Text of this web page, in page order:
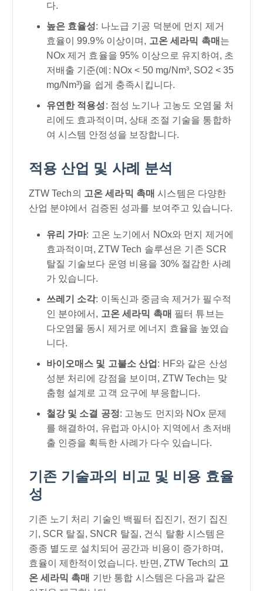
다.
높은 효율성: 나노급 기공 덕분에 먼지 제거
효율이 99.9% 이상이며, 고온 세라믹 촉매 는
NOx 제거 효율을 95% 이상으로 유지하여, 초
저배출 기준(예: NOx < 50 mg/Nm³, SO2 < 35
mg/Nm³)을 쉽게 충족시킵니다.
유연한 적용성 : 점성 노기나 고농도 오염물 처
리에도 효과적이며, 상태 조절 기술을 통합하
여 시스템 안정성을 보장합니다.
적용 산업 및 사례 분석
ZTW Tech의 고온 세라믹 촉매 시스템은 다양한
산업 분야에서 검증된 성과를 보여주고 있습니다.
유리 가마: 고온 노기에서 NOx와 먼지 제거에
효과적이며, ZTW Tech 솔루션은 기존 SCR
탈질 기술보다 운영 비용을 30% 절감한 사례
가 있습니다.
쓰레기 소각: 이독신과 중금속 제거가 필수적
인 분야에서, 고온 세라믹 촉매 필터 튜브는
다오염물 동시 제거로 에너지 효율을 높였습
니다.
바이오매스 및 고불소 산업 : HF와 같은 산성
성분 처리에 강점을 보이며, ZTW Tech는 맞
춤형 설계로 고객 요구에 부응합니다.
철강 및 소결 공정: 고농도 먼지와 NOx 문제
를 해결하여, 유럽과 아시아 지역에서 초저배
출 인증을 획득한 사례가 다수 있습니다.
기존 기술과의 비교 및 비용 효율
성
기존 노기 처리 기술인 백필터 집진기, 전기 집진
기, SCR 탈질, SNCR 탈질, 건식 탈황 시스템은
종종 별도로 설치되어 공간과 비용이 증가하며,
효율이 제한적이었습니다. 반면, ZTW Tech의 고
온 세라믹 촉매 기반 통합 시스템은 다음과 같은